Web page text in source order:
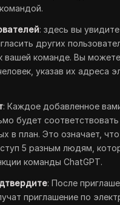
: здесь вы увидите
других
вашей команде. Вы можете
указав их адреса
: Каждое добавленное
будет
в план. Это означает,
5 разным людям,
команды ChatGPT.
: После
приглашение по